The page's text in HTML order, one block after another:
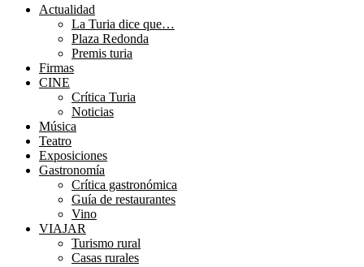
Menú
Actualidad
La Turia dice que…
Plaza Redonda
Premis turia
Firmas
CINE
Crítica Turia
Noticias
Música
Teatro
Exposiciones
Gastronomía
Crítica gastronómica
Guía de restaurantes
Vino
VIAJAR
Turismo rural
Casas rurales